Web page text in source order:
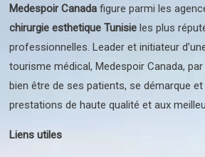
Medespoir Canada figure parmi les
chirurgie esthetique Tunisie les plus
professionnelles. Leader et initiateur
tourisme médical, Medespoir Canada,
bien être de ses patients, se démarque
prestations de haute qualité et aux
Liens utiles